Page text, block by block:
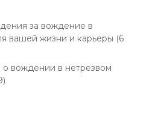
за вождение в
вашей жизни и карьеры (6
вождении в нетрезвом